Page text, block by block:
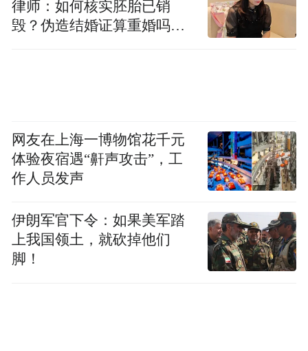
律师：如何核实胚胎已销
毁？伪造结婚证算重婚吗？
网友在上海一博物馆花千元
体验夜宿遇“鼾声攻击”，工
作人员发声
伊朗军官下令：如果美军踏
上我国领土，就砍掉他们
脚！